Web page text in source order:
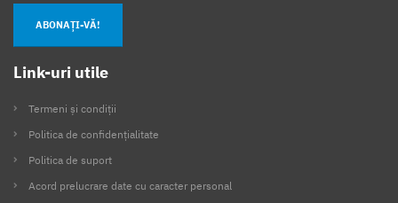
ABONAȚI-VĂ!
Link-uri utile
Termeni și condiții
Politica de confidențialitate
Politica de suport
Acord prelucrare date cu caracter personal